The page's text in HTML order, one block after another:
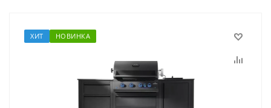
ХИТ НОВИНКА